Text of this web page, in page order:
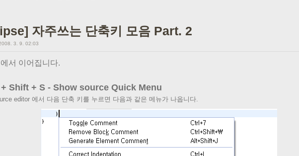
자주쓰는 단축키 모음 Part. 2
3. 9. 02:03
에서 이어집니다.
Shift + S - Show source Quick Menu
editor 에서 다음 단축 키를 누르면 다음과 같은 메뉴가 나옵니다.